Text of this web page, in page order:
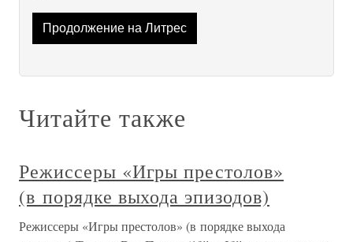
Продолжение на Литрес
Читайте также
Режиссеры «Игры престолов»
(в порядке выхода эпизодов)
Режиссеры «Игры престолов» (в порядке выхода